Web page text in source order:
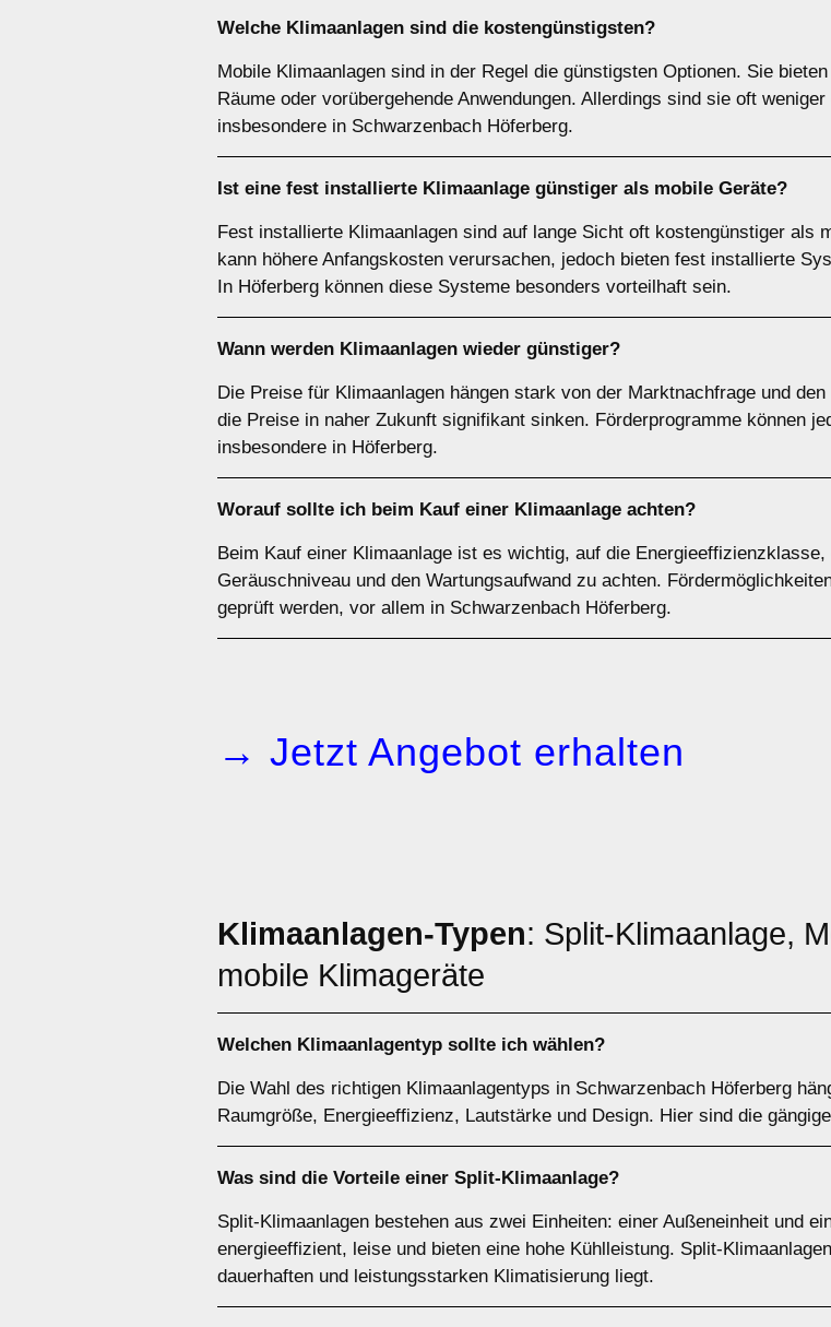
Welche Klimaanlagen sind die kostengünstigsten?
Mobile Klimaanlagen sind in der Regel die günstigsten Optionen. Sie
Räume oder vorübergehende Anwendungen. Allerdings sind sie oft
insbesondere in Schwarzenbach Höferberg.
Ist eine fest installierte Klimaanlage günstiger als mobile Geräte?
Fest installierte Klimaanlagen sind auf lange Sicht oft kostengünstiger als
kann höhere Anfangskosten verursachen, jedoch bieten fest installierte
In Höferberg können diese Systeme besonders vorteilhaft sein.
Wann werden Klimaanlagen wieder günstiger?
Die Preise für Klimaanlagen hängen stark von der Marktnachfrage und
die Preise in naher Zukunft signifikant sinken. Förderprogramme können
insbesondere in Höferberg.
Worauf sollte ich beim Kauf einer Klimaanlage achten?
Beim Kauf einer Klimaanlage ist es wichtig, auf die
Geräuschniveau und den Wartungsaufwand zu achten.
geprüft werden, vor allem in Schwarzenbach Höferberg.
→ Jetzt Angebot erhalten
Klimaanlagen-Typen: Split-Klimaanlage,
mobile Klimageräte
Welchen Klimaanlagentyp sollte ich wählen?
Die Wahl des richtigen Klimaanlagentyps in Schwarzenbach Höferberg
Raumgröße, Energieeffizienz, Lautstärke und Design. Hier sind die
Was sind die Vorteile einer Split-Klimaanlage?
Split-Klimaanlagen bestehen aus zwei Einheiten: einer Außeneinheit und
energieeffizient, leise und bieten eine hohe Kühlleistung. Split-
dauerhaften und leistungsstarken Klimatisierung liegt.